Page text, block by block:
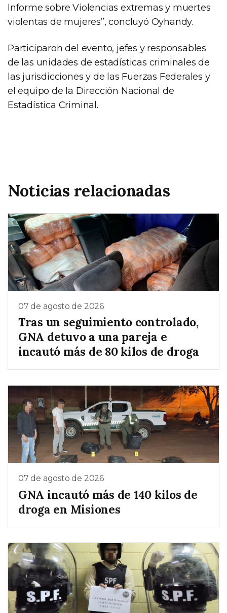
Informe sobre Violencias extremas y muertes
violentas de mujeres”, concluyó Oyhandy.
Participaron del evento, jefes y responsables
de las unidades de estadísticas criminales de
las jurisdicciones y de las Fuerzas Federales y
el equipo de la Dirección Nacional de
Estadística Criminal.
Noticias relacionadas
07 de agosto de 2026
Tras un seguimiento controlado,
GNA detuvo a una pareja e
incautó más de 80 kilos de droga
07 de agosto de 2026
GNA incautó más de 140 kilos de
droga en Misiones